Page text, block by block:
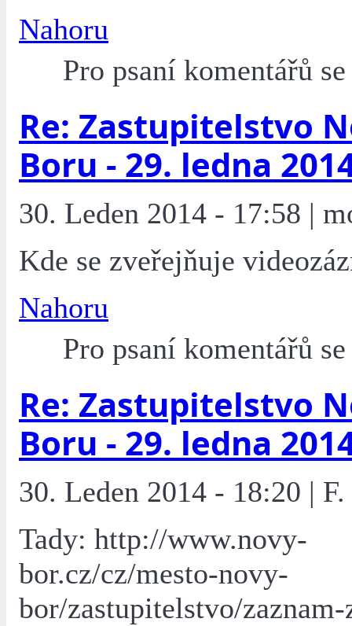
Nahoru
Pro psaní komentářů
Re: Zastupitelstvo
Boru - 29. ledna
30. Leden 2014 - 17:58 |
Kde se zveřejňuje
Nahoru
Pro psaní komentářů
Re: Zastupitelstvo
Boru - 29. ledna
30. Leden 2014 - 18:20 |
Tady: http://www.novy-
bor.cz/cz/mesto-novy-
bor/zastupitelstvo/